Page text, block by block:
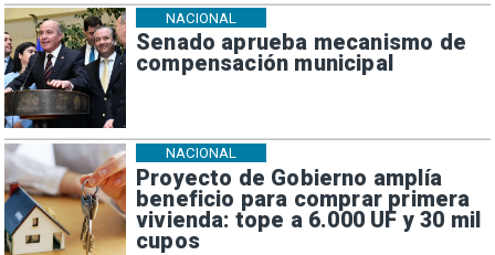
Senado aprueba mecanismo de
compensación municipal
NACIONAL
Proyecto de Gobierno amplía
beneficio para comprar primera
vivienda: tope a 6.000 UF y 30 mil
cupos
NACIONAL